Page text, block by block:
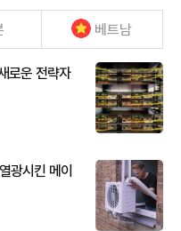
베트남
로운 전략자
광시킨 메이